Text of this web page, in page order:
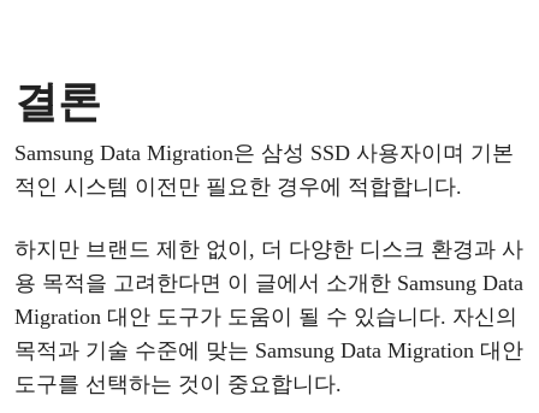
결론
Samsung Data Migration은 삼성 SSD 사용자이며 기본
적인 시스템 이전만 필요한 경우에 적합합니다.
하지만 브랜드 제한 없이 , 더 다양한 디스크 환경과 사
용 목적을 고려한다면 이 글에서 소개한 Samsung Data
Migration 대안 도구가 도움이 될 수 있습니다. 자신의
목적과 기술 수준에 맞는 Samsung Data Migration 대안
도구를 선택하는 것이 중요합니다.